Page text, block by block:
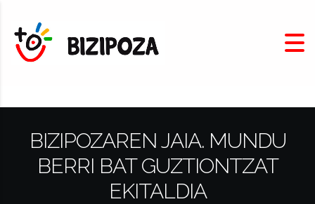
BIZIPOZAREN JAIA. MUNDU
BERRI BAT GUZTIONTZAT
EKITALDIA